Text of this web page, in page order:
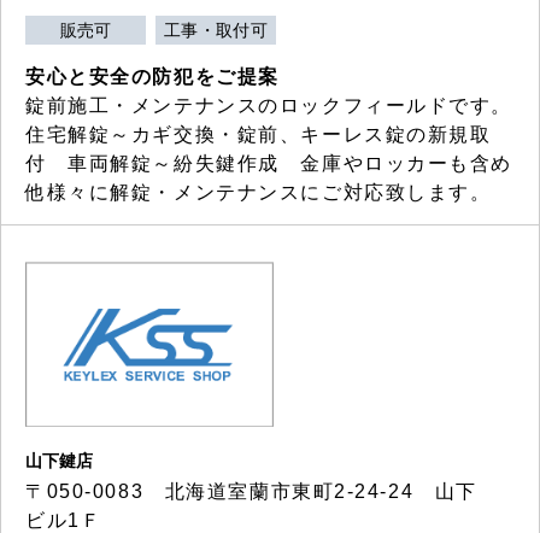
販売可 工事・取付可
安心と安全の防犯をご提案
錠前施工・メンテナンスのロックフィールドです。
住宅解錠～カギ交換・錠前、キーレス錠の新規取
付 車両解錠～紛失鍵作成 金庫やロッカーも含め
他様々に解錠・メンテナンスにご対応致します。
山下鍵店
〒050-0083 北海道室蘭市東町2-24-24 山下
ビル1Ｆ